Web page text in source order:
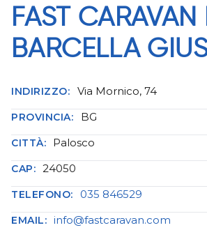
FAST CARAVAN
BARCELLA
INDIRIZZO: Via Mornico, 74
PROVINCIA: BG
CITTÀ: Palosco
CAP: 24050
TELEFONO: 035 846529
EMAIL: info@fastcaravan.com